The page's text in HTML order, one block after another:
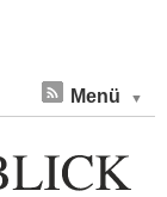
Menü